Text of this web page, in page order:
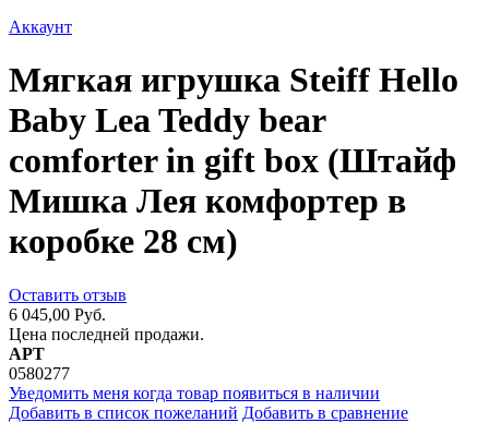
Аккаунт
Мягкая игрушка Steiff Hello
Baby Lea Teddy bear
comforter in gift box (Штайф
Мишка Лея комфортер в
коробке 28 см)
Оставить отзыв
6 045,00 Руб.
Цена последней продажи.
АРТ
0580277
Уведомить меня когда товар появиться в наличии
Добавить в список пожеланий Добавить в сравнение